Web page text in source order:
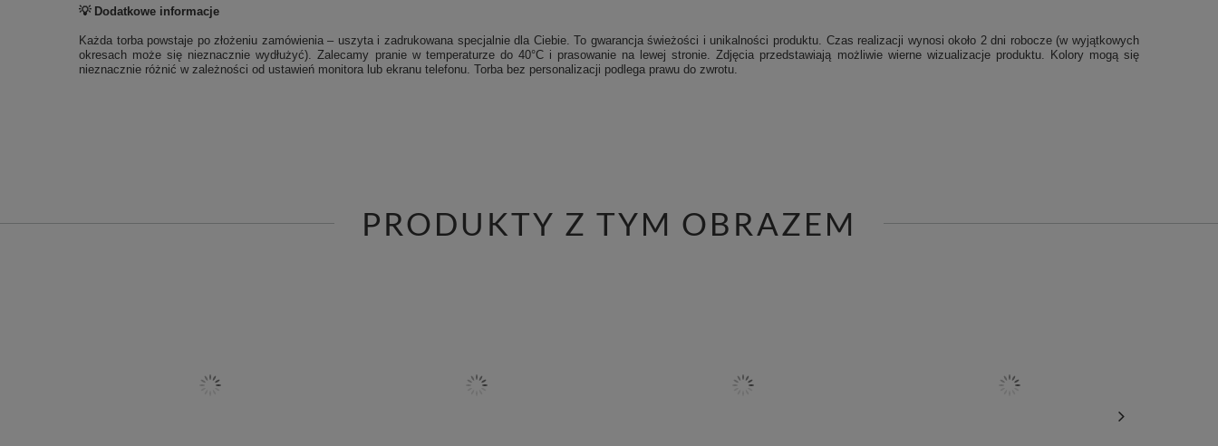
💡 Dodatkowe informacje
Każda torba powstaje po złożeniu zamówienia – uszyta i zadrukowana specjalnie dla Ciebie. To gwarancja świeżości i unikalności produktu. Czas realizacji wynosi około 2 dni robocze (w wyjątkowych
okresach może się nieznacznie wydłużyć). Zalecamy pranie w temperaturze do 40°C i prasowanie na lewej stronie. Zdjęcia przedstawiają możliwie wierne wizualizacje produktu. Kolory mogą się
nieznacznie różnić w zależności od ustawień monitora lub ekranu telefonu. Torba bez personalizacji podlega prawu do zwrotu.
PRODUKTY Z TYM OBRAZEM